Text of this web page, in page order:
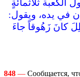
الكعبة ثلاثمائةٍ
في يده، ويقول‏:‏
كانَ زَهُوقاً جاءَ
848 — Сообщается,